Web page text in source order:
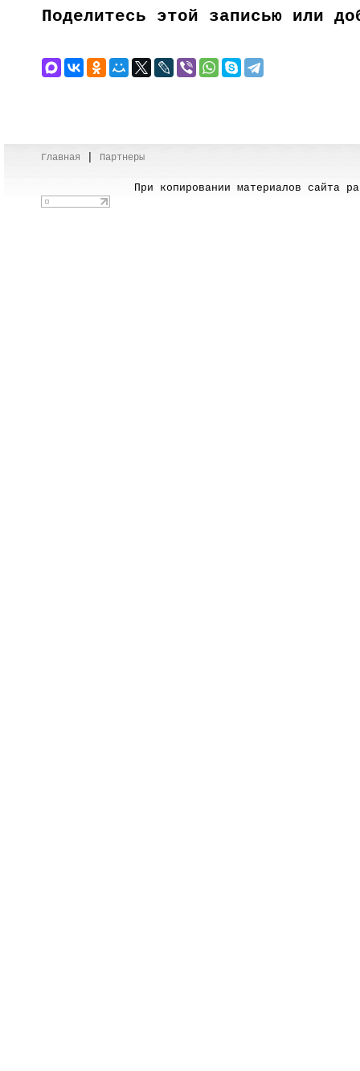
Поделитесь этой записью или
Главная Партнеры
При копировании материалов сайта